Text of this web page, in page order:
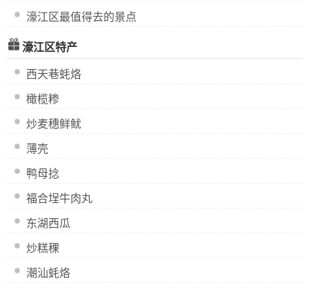
濠江区最值得去的景点
濠江区特产
西天巷蚝烙
橄榄糁
炒麦穗鲜鱿
薄壳
鸭母捻
福合埕牛肉丸
东湖西瓜
炒糕稞
潮汕蚝烙